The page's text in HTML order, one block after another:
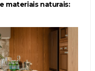
materiais naturais: